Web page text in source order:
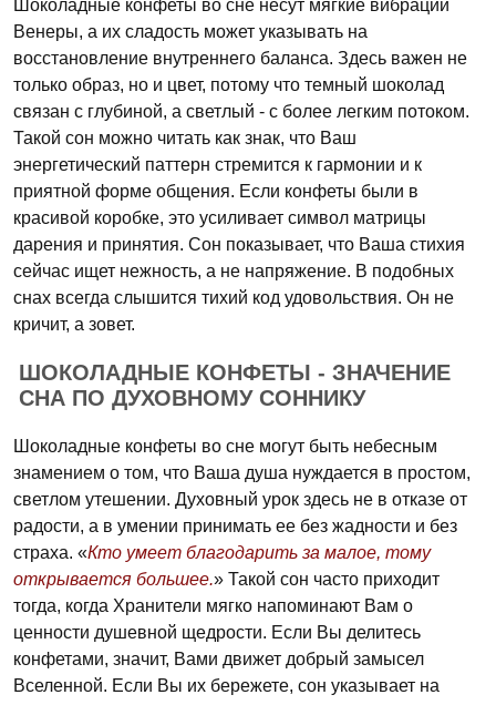
Шоколадные конфеты во сне несут мягкие вибрации
Венеры, а их сладость может указывать на
восстановление внутреннего баланса. Здесь важен не
только образ, но и цвет, потому что темный шоколад
связан с глубиной, а светлый - с более легким потоком.
Такой сон можно читать как знак, что Ваш
энергетический паттерн стремится к гармонии и к
приятной форме общения. Если конфеты были в
красивой коробке, это усиливает символ матрицы
дарения и принятия. Сон показывает, что Ваша стихия
сейчас ищет нежность, а не напряжение. В подобных
снах всегда слышится тихий код удовольствия. Он не
кричит, а зовет.
ШОКОЛАДНЫЕ КОНФЕТЫ - ЗНАЧЕНИЕ
СНА ПО ДУХОВНОМУ СОННИКУ
Шоколадные конфеты во сне могут быть небесным
знамением о том, что Ваша душа нуждается в простом,
светлом утешении. Духовный урок здесь не в отказе от
радости, а в умении принимать ее без жадности и без
страха. «Кто умеет благодарить за малое, тому
открывается большее.» Такой сон часто приходит
тогда, когда Хранители мягко напоминают Вам о
ценности душевной щедрости. Если Вы делитесь
конфетами, значит, Вами движет добрый замысел
Вселенной. Если Вы их бережете, сон указывает на